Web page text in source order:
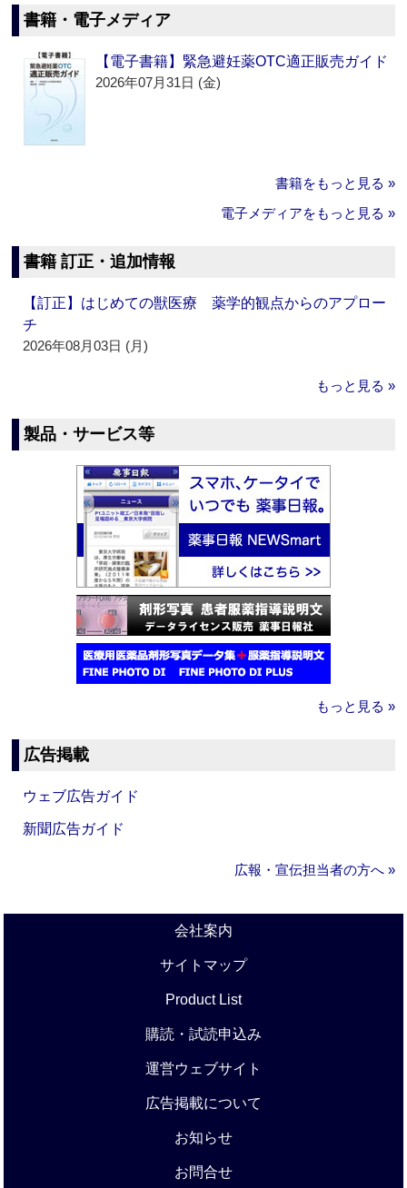
書籍・電子メディア
【電子書籍】緊急避妊薬OTC適正販売ガイド
2026年07月31日 (金)
書籍をもっと見る »
電子メディアをもっと見る »
書籍 訂正・追加情報
【訂正】はじめての獣医療 薬学的観点からのアプロー
チ
2026年08月03日 (月)
もっと見る »
製品・サービス等
もっと見る »
広告掲載
ウェブ広告ガイド
新聞広告ガイド
広報・宣伝担当者の方へ »
会社案内
サイトマップ
Product List
購読・試読申込み
運営ウェブサイト
広告掲載について
お知らせ
お問合せ